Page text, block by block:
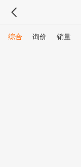
综合 询价 销量